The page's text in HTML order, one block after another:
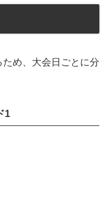
め、大会日ごとに分
1